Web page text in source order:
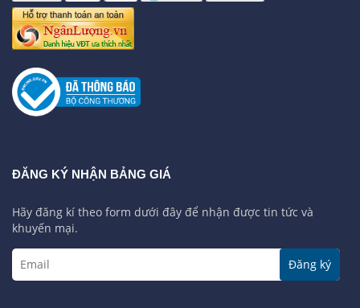
ĐĂNG KÝ NHẬN BẢNG GIÁ
Hãy đăng kí theo form dưới đây để nhận được tin tức và
khuyến mại.
Đăng ký